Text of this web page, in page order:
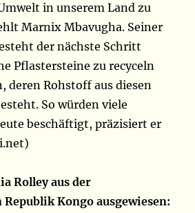
in unserem Land zu
Marnix Mbavugha. Seiner
der nächste Schritt
Pflastersteine zu recyceln
deren Rohstoff aus diesen
So würden viele
beschäftigt, präzisiert er
Rolley aus der
Kongo ausgewiesen: